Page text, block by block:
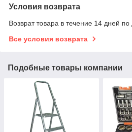
Условия возврата
Возврат товара в течение 14 дней по
Все условия возврата
Подобные товары компании